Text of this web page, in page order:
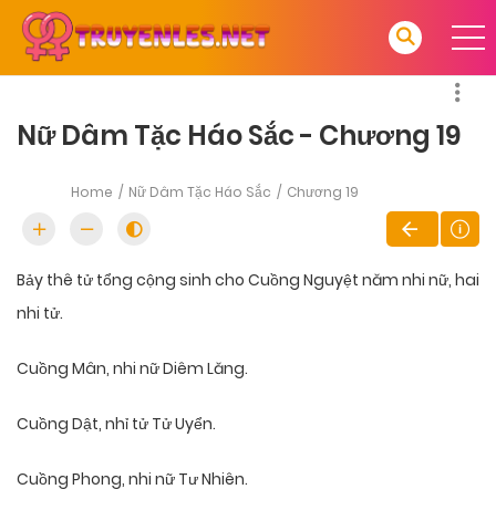
Nữ Dâm Tặc Háo Sắc - Chương 19
Home Nữ Dâm Tặc Háo Sắc Chương 19
Bảy thê tử tổng cộng sinh cho Cuồng Nguyệt năm nhi nữ, hai
nhi tử.
Cuồng Mân, nhi nữ Diêm Lăng.
Cuồng Dật, nhỉ tử Tử Uyển.
Cuồng Phong, nhi nữ Tư Nhiên.